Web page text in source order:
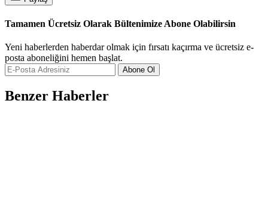
Tamamen Ücretsiz Olarak Bültenimize Abone Olabilirsin
Yeni haberlerden haberdar olmak için fırsatı kaçırma ve ücretsiz e-
posta aboneliğini hemen başlat.
Abone Ol
Benzer Haberler